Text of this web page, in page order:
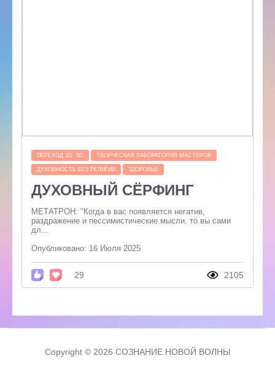
ПЕРЕХОД 3D- 5D ТВОРЧЕСКАЯ ЛАБОРАТОРИЯ МАСТЕРОВ
ДУХОВНОСТЬ БЕЗ РЕЛИГИИ ЗДОРОВЬЕ
ДУХОВНЫЙ СЁРФИНГ
МЕТАТРОН: "Когда в вас появляется негатив,
раздражение и пессимистические мысли, то вы сами
дл...
Опубликовано: 16 Июля 2025
29 2105
Copyright © 2026 СОЗНАНИЕ НОВОЙ ВОЛНЫ